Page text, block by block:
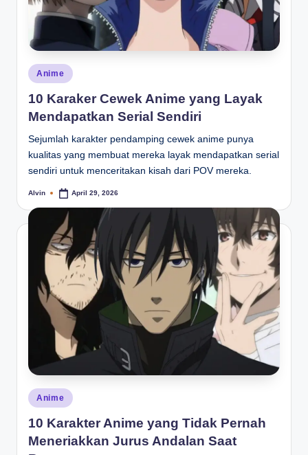
Posted
in
Anime
10 Karaker Cewek Anime yang Layak
Mendapatkan Serial Sendiri
Sejumlah karakter pendamping cewek anime punya
kualitas yang membuat mereka layak mendapatkan serial
sendiri untuk menceritakan kisah dari POV mereka.
Posted
Alvin April 29, 2026
Posted
in
Anime
10 Karakter Anime yang Tidak Pernah
Meneriakkan Jurus Andalan Saat